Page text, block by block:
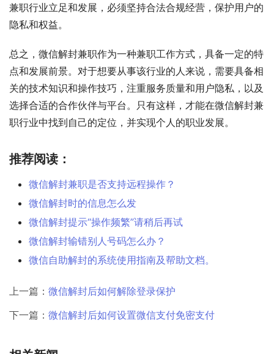
兼职行业立足和发展，必须坚持合法合规经营，保护用户的
隐私和权益。
总之，微信解封兼职作为一种兼职工作方式，具备一定的特
点和发展前景。对于想要从事该行业的人来说，需要具备相
关的技术知识和操作技巧，注重服务质量和用户隐私，以及
选择合适的合作伙伴与平台。只有这样，才能在微信解封兼
职行业中找到自己的定位，并实现个人的职业发展。
推荐阅读：
微信解封兼职是否支持远程操作？
微信解封时的信息怎么发
微信解封提示“操作频繁”请稍后再试
微信解封输错别人号码怎么办？
微信自助解封的系统使用指南及帮助文档。
上一篇： 微信解封后如何解除登录保护
下一篇： 微信解封后如何设置微信支付免密支付